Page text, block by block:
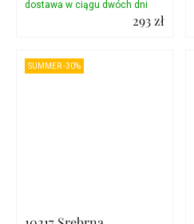
293 zł
SUMMER -30%